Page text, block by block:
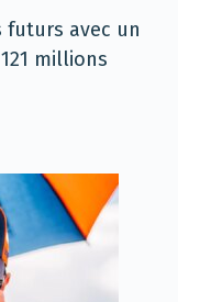
futurs avec un
millions